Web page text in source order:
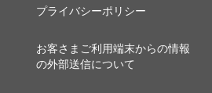
プライバシーポリシー
お客さまご利用端末からの情報
の外部送信について